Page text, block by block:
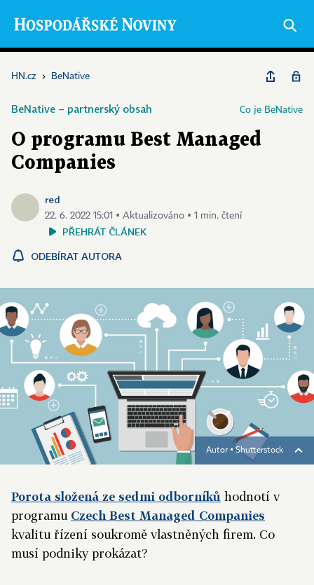
HN.cz › BeNative
BeNative – partnerský obsah Co je BeNative
O programu Best Managed
Companies
red
22. 6. 2022 15:01 ▪ Aktualizováno ▪ 1 min. čtení
PŘEHRÁT ČLÁNEK
ODEBÍRAT AUTORA
Autor ▪ Shutterstock
Porota složená ze sedmi odborníků hodnotí v
programu Czech Best Managed Companies
kvalitu řízení soukromě vlastněných firem. Co
musí podniky prokázat?